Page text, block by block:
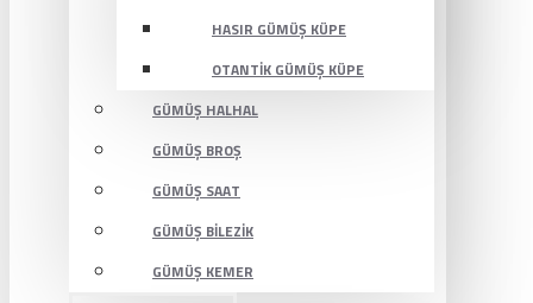
HASIR GÜMÜŞ KÜPE
OTANTIK GÜMÜŞ KÜPE
GÜMÜŞ HALHAL
GÜMÜŞ BROŞ
GÜMÜŞ SAAT
GÜMÜŞ BILEZIK
GÜMÜŞ KEMER